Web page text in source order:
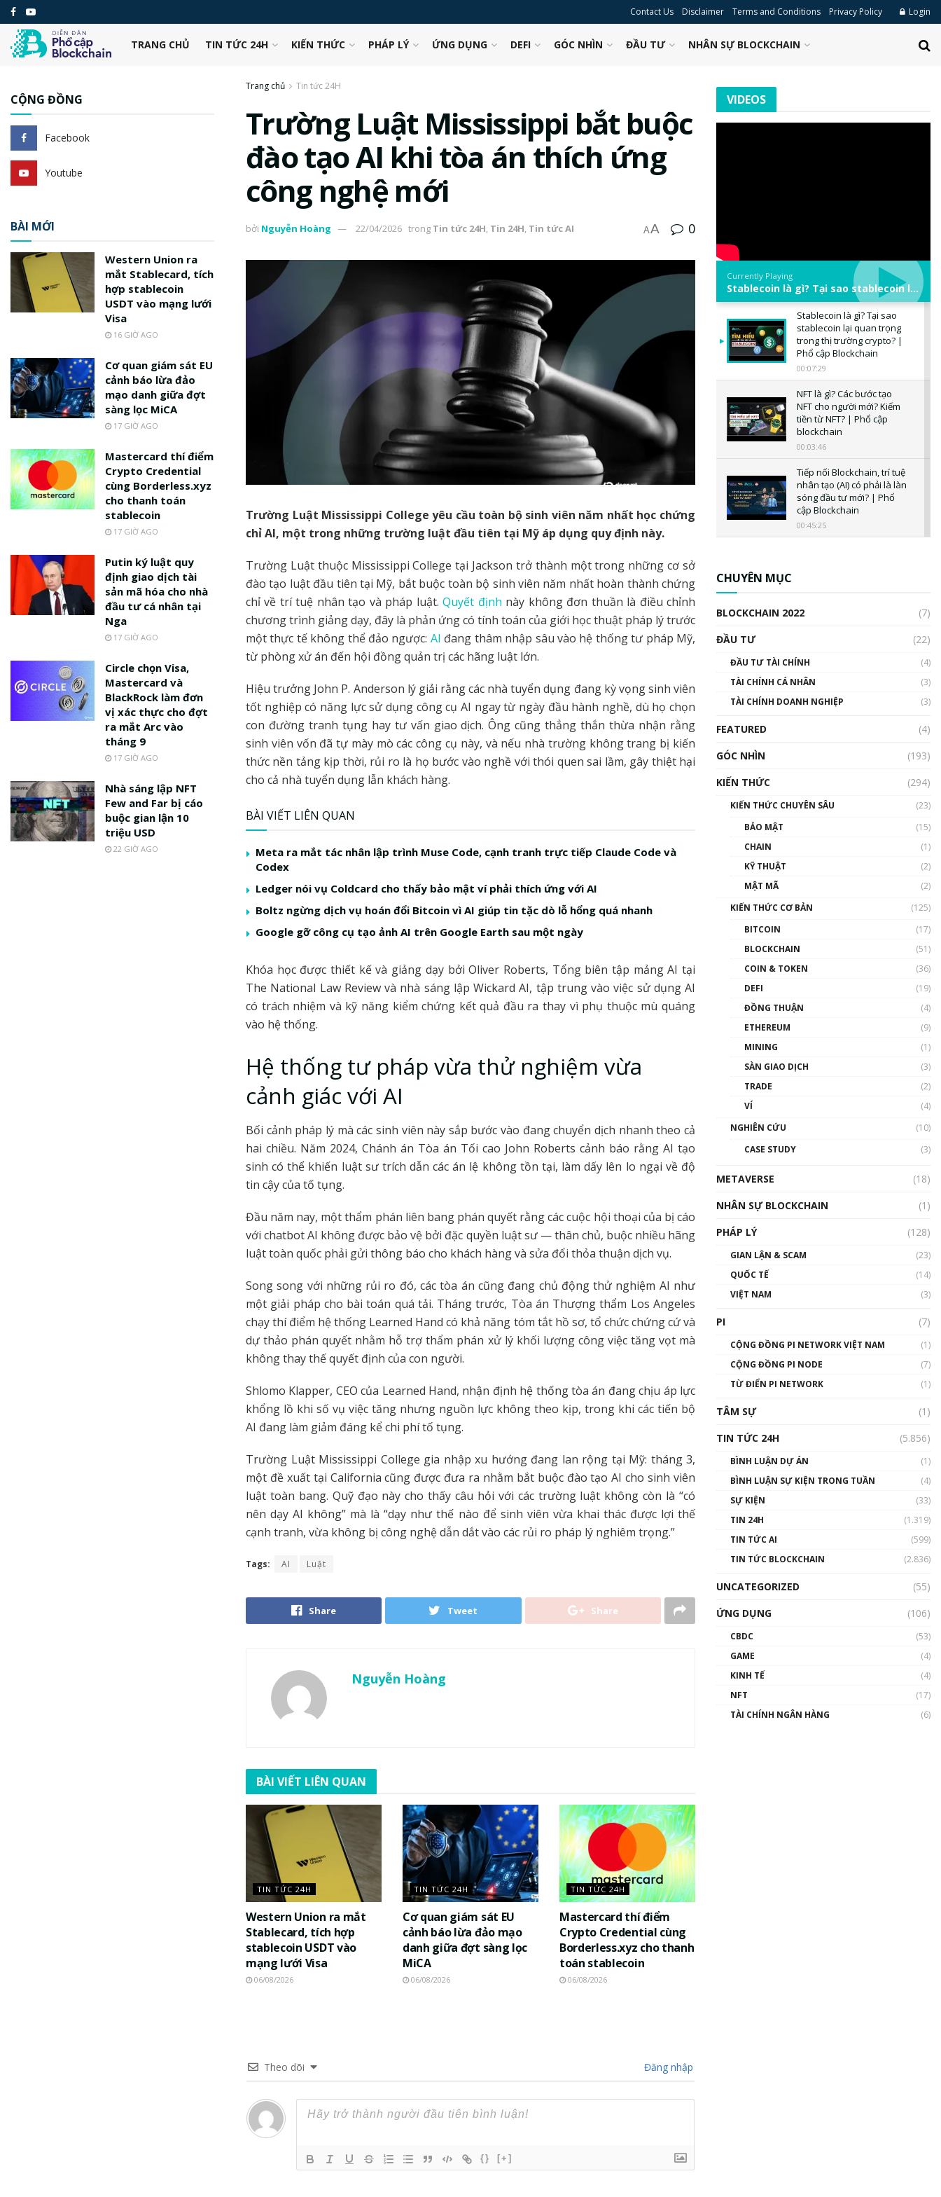
Contact Us Disclaimer Terms and Conditions Privacy Policy Login
TRANG CHỦ TIN TỨC 24H KIẾN THỨC PHÁP LÝ ỨNG DỤNG DEFI GÓC NHÌN ĐẦU TƯ NHÂN SỰ BLOCKCHAIN
Trang chủ Tin tức 24H
Trường Luật Mississippi bắt buộc
đào tạo AI khi tòa án thích ứng
công nghệ mới
bởi Nguyễn Hoàng 22/04/2026 trong Tin tức 24H, Tin 24H, Tin tức AI AA 0
Trường Luật Mississippi College yêu cầu toàn bộ sinh viên năm nhất học chứng
chỉ AI, một trong những trường luật đầu tiên tại Mỹ áp dụng quy định này.
Trường Luật thuộc Mississippi College tại Jackson trở thành một trong những cơ sở
đào tạo luật đầu tiên tại Mỹ, bắt buộc toàn bộ sinh viên năm nhất hoàn thành chứng
chỉ về trí tuệ nhân tạo và pháp luật.Quyết định này không đơn thuần là điều chỉnh
chương trình giảng dạy, đây là phản ứng có tính toán của giới học thuật pháp lý trước
một thực tế không thể đảo ngược: AI đang thâm nhập sâu vào hệ thống tư pháp Mỹ,
từ phòng xử án đến hội đồng quản trị các hãng luật lớn.
Hiệu trưởng John P. Anderson lý giải rằng các nhà tuyển dụng đang kỳ vọng sinh viên
tốt nghiệp có năng lực sử dụng công cụ AI ngay từ ngày đầu hành nghề, dù họ chọn
con đường tranh tụng hay tư vấn giao dịch. Ông cũng thẳng thắn thừa nhận rằng
sinh viên vốn đã tự mày mò các công cụ này, và nếu nhà trường không trang bị kiến
thức nền tảng kịp thời, rủi ro là họ bước vào nghề với thói quen sai lầm, gây thiệt hại
cho cả nhà tuyển dụng lẫn khách hàng.
BÀI VIẾT LIÊN QUAN
Meta ra mắt tác nhân lập trình Muse Code, cạnh tranh trực tiếp Claude Code và
Codex
Ledger nói vụ Coldcard cho thấy bảo mật ví phải thích ứng với AI
Boltz ngừng dịch vụ hoán đổi Bitcoin vì AI giúp tin tặc dò lỗ hổng quá nhanh
Google gỡ công cụ tạo ảnh AI trên Google Earth sau một ngày
Khóa học được thiết kế và giảng dạy bởi Oliver Roberts, Tổng biên tập mảng AI tại
The National Law Review và nhà sáng lập Wickard AI, tập trung vào việc sử dụng AI
có trách nhiệm và kỹ năng kiểm chứng kết quả đầu ra thay vì phụ thuộc mù quáng
vào hệ thống.
Hệ thống tư pháp vừa thử nghiệm vừa
cảnh giác với AI
Bối cảnh pháp lý mà các sinh viên này sắp bước vào đang chuyển dịch nhanh theo cả
hai chiều. Năm 2024, Chánh án Tòa án Tối cao John Roberts cảnh báo rằng AI tạo
sinh có thể khiến luật sư trích dẫn các án lệ không tồn tại, làm dấy lên lo ngại về độ
tin cậy của tố tụng.
Đầu năm nay, một thẩm phán liên bang phán quyết rằng các cuộc hội thoại của bị cáo
với chatbot AI không được bảo vệ bởi đặc quyền luật sư — thân chủ, buộc nhiều hãng
luật toàn quốc phải gửi thông báo cho khách hàng và sửa đổi thỏa thuận dịch vụ.
Song song với những rủi ro đó, các tòa án cũng đang chủ động thử nghiệm AI như
một giải pháp cho bài toán quá tải. Tháng trước, Tòa án Thượng thẩm Los Angeles
chạy thí điểm hệ thống Learned Hand có khả năng tóm tắt hồ sơ, tổ chức chứng cứ và
dự thảo phán quyết nhằm hỗ trợ thẩm phán xử lý khối lượng công việc tăng vọt mà
không thay thế quyết định của con người.
Shlomo Klapper, CEO của Learned Hand, nhận định hệ thống tòa án đang chịu áp lực
khổng lồ khi số vụ việc tăng nhưng nguồn lực không theo kịp, trong khi các tiến bộ
AI đang làm giảm đáng kể chi phí tố tụng.
Trường Luật Mississippi College gia nhập xu hướng đang lan rộng tại Mỹ: tháng 3,
một đề xuất tại California cũng được đưa ra nhằm bắt buộc đào tạo AI cho sinh viên
luật toàn bang. Quỹ đạo này cho thấy câu hỏi với các trường luật không còn là “có
nên dạy AI không” mà là “dạy như thế nào để sinh viên vừa khai thác được lợi thế
cạnh tranh, vừa không bị công nghệ dẫn dắt vào các rủi ro pháp lý nghiêm trọng.”
Tags: AI Luật
Share Tweet Share
Nguyễn Hoàng
BÀI VIẾT LIÊN QUAN
TIN TỨC 24H
Western Union ra mắt
Stablecard, tích hợp
stablecoin USDT vào
mạng lưới Visa
06/08/2026
TIN TỨC 24H
Cơ quan giám sát EU
cảnh báo lừa đảo mạo
danh giữa đợt sàng lọc
MiCA
06/08/2026
TIN TỨC 24H
Mastercard thí điểm
Crypto Credential cùng
Borderless.xyz cho thanh
toán stablecoin
06/08/2026
Theo dõi Đăng nhập
{} [+]
CỘNG ĐỒNG
Facebook
Youtube
BÀI MỚI
Western Union ra
mắt Stablecard, tích
hợp stablecoin
USDT vào mạng lưới
Visa
16 GIỜ AGO
Cơ quan giám sát EU
cảnh báo lừa đảo
mạo danh giữa đợt
sàng lọc MiCA
17 GIỜ AGO
Mastercard thí điểm
Crypto Credential
cùng Borderless.xyz
cho thanh toán
stablecoin
17 GIỜ AGO
Putin ký luật quy
định giao dịch tài
sản mã hóa cho nhà
đầu tư cá nhân tại
Nga
17 GIỜ AGO
Circle chọn Visa,
Mastercard và
BlackRock làm đơn
vị xác thực cho đợt
ra mắt Arc vào
tháng 9
17 GIỜ AGO
Nhà sáng lập NFT
Few and Far bị cáo
buộc gian lận 10
triệu USD
22 GIỜ AGO
VIDEOS
Currently Playing
Stablecoin là gì? Tại sao stablecoin lại quan trọng trong thị trường crypto? | Phổ cập Blockchain
Stablecoin là gì? Tại sao
stablecoin lại quan trọng
trong thị trường crypto? |
Phổ cập Blockchain
00:07:29
NFT là gì? Các bước tạo
NFT cho người mới? Kiếm
tiền từ NFT? | Phổ cập
blockchain
00:03:46
Tiếp nối Blockchain, trí tuệ
nhân tạo (AI) có phải là làn
sóng đầu tư mới? | Phổ
cập Blockchain
00:45:25
uptrend trong năm 2023? |
Phổ cập Blockchain
00:02:14
Nhìn lại năm 2022: Những
nhân vật ảnh hưởng nhất
hệ sinh thái tiền mã hoá |
Blockchain
Nhân sự tương lại ngành
Blockchain Việt Nam | Phổ
cập Blockchain
Blockchain đang được ứng
01:34:46
01:32:59
Talkshow17: Mùa đông
Crypto – Chiếc khăn gió ấm
01:49:30
Talkshow 14: MemeCoin –
CHUYÊN MỤC
BLOCKCHAIN 2022
(7)
ĐẦU TƯ
(22)
ĐẦU TƯ TÀI CHÍNH
(4)
TÀI CHÍNH CÁ NHÂN
(3)
TÀI CHÍNH DOANH NGHIỆP
(3)
FEATURED
(4)
GÓC NHÌN
(193)
KIẾN THỨC
(294)
KIẾN THỨC CHUYÊN SÂU
(23)
BẢO MẬT
(15)
CHAIN
(1)
KỸ THUẬT
(2)
MẬT MÃ
(2)
KIẾN THỨC CƠ BẢN
(125)
BITCOIN
(17)
BLOCKCHAIN
(51)
COIN & TOKEN
(36)
DEFI
(19)
ĐỒNG THUẬN
(4)
ETHEREUM
(9)
MINING
(1)
SÀN GIAO DỊCH
(3)
TRADE
(2)
VÍ
(4)
NGHIÊN CỨU
(10)
CASE STUDY
(3)
METAVERSE
(18)
NHÂN SỰ BLOCKCHAIN
(1)
PHÁP LÝ
(128)
GIAN LẬN & SCAM
(23)
QUỐC TẾ
(14)
VIỆT NAM
(3)
PI (7)
CỘNG ĐỒNG PI NETWORK VIỆT NAM
(1)
CỘNG ĐỒNG PI NODE
(7)
TỪ ĐIỂN PI NETWORK
(1)
TÂM SỰ
(1)
TIN TỨC 24H
(5.856)
BÌNH LUẬN DỰ ÁN
(1)
BÌNH LUẬN SỰ KIỆN TRONG TUẦN
(4)
SỰ KIỆN
(33)
TIN 24H
(1.319)
TIN TỨC AI
(599)
TIN TỨC BLOCKCHAIN
(2.836)
UNCATEGORIZED
(55)
ỨNG DỤNG
(106)
CBDC
(53)
GAME
(4)
KINH TẾ
(4)
NFT
(17)
TÀI CHÍNH NGÂN HÀNG
(6)